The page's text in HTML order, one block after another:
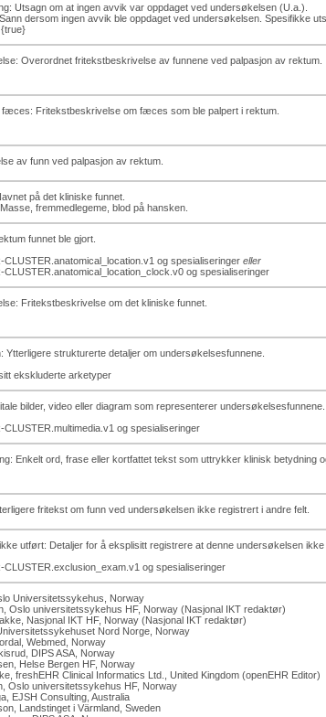
Utsagn om at ingen avvik var oppdaget ved undersøkelsen (U.a.).
dersom ingen avvik ble oppdaget ved undersøkelsen. Spesifikke
Overordnet fritekstbeskrivelse av funnene ved palpasjon av rektum.
Fritekstbeskrivelse om fæces som ble palpert i rektum.
av funn ved palpasjon av rektum.
på det kliniske funnet.
fremmedlegeme, blod på hansken.
funnet ble gjort.
location.v1 og spesialiseringer eller
location_ clock.v0 og spesialiseringer
Fritekstbeskrivelse om det kliniske funnet.
Ytterligere strukturerte detaljer om undersøkelsesfunnene.
ekskluderte arketyper
bilder, video eller diagram som representerer undersøkelsesfunnene.
CLUSTER.multimedia.v1 og spesialiseringer
Enkelt ord, frase eller kortfattet tekst som uttrykker klinisk betydning
fritekst om funn ved undersøkelsen ikke registrert i andre felt.
utført: Detaljer for å eksplisitt registrere at denne undersøkelsen ikke
exam.v1 og spesialiseringer
Universitetssykehus, Norway
Oslo universitetssykehus HF, Norway (Nasjonal IKT redaktør)
Nasjonal IKT HF, Norway (Nasjonal IKT redaktør)
Nord Norge, Norway
Webmed, Norway
DIPS ASA, Norway
Helse Bergen HF, Norway
freshEHR Clinical Informatics Ltd., United Kingdom (openEHR Editor)
Oslo universitetssykehus HF, Norway
EJSH Consulting, Australia
Landstinget i Värmland, Sweden